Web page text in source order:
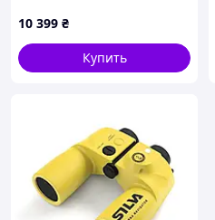
уплотнительным О-
кольцом и защищена от
проникновения
10 399 ₴
Купить